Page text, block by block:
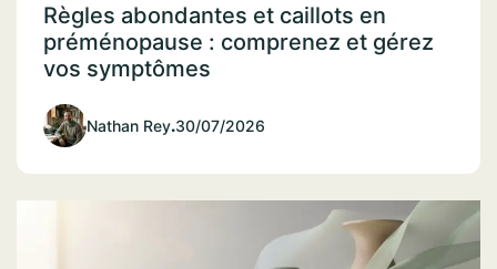
Règles abondantes et caillots en
préménopause : comprenez et gérez
vos symptômes
Nathan Rey.30/07/2026